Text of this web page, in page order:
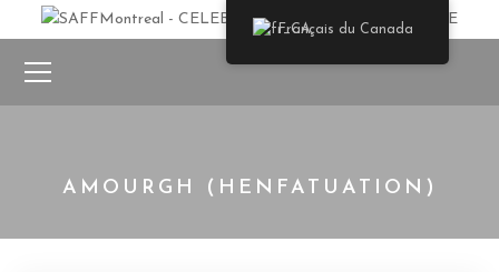
AMOURGH (HENFATUATION)
Français du Canada